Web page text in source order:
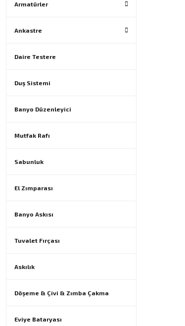
Armatürler
Ankastre
Daire Testere
Duş Sistemi
Banyo Düzenleyici
Mutfak Rafı
Sabunluk
El Zımparası
Banyo Askısı
Tuvalet Fırçası
Askılık
Döşeme & Çivi & Zımba Çakma
Eviye Bataryası